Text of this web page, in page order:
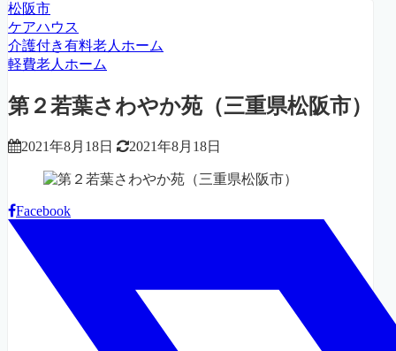
松阪市
ケアハウス
介護付き有料老人ホーム
軽費老人ホーム
第２若葉さわやか苑（三重県松阪市）
2021年8月18日 2021年8月18日
Facebook